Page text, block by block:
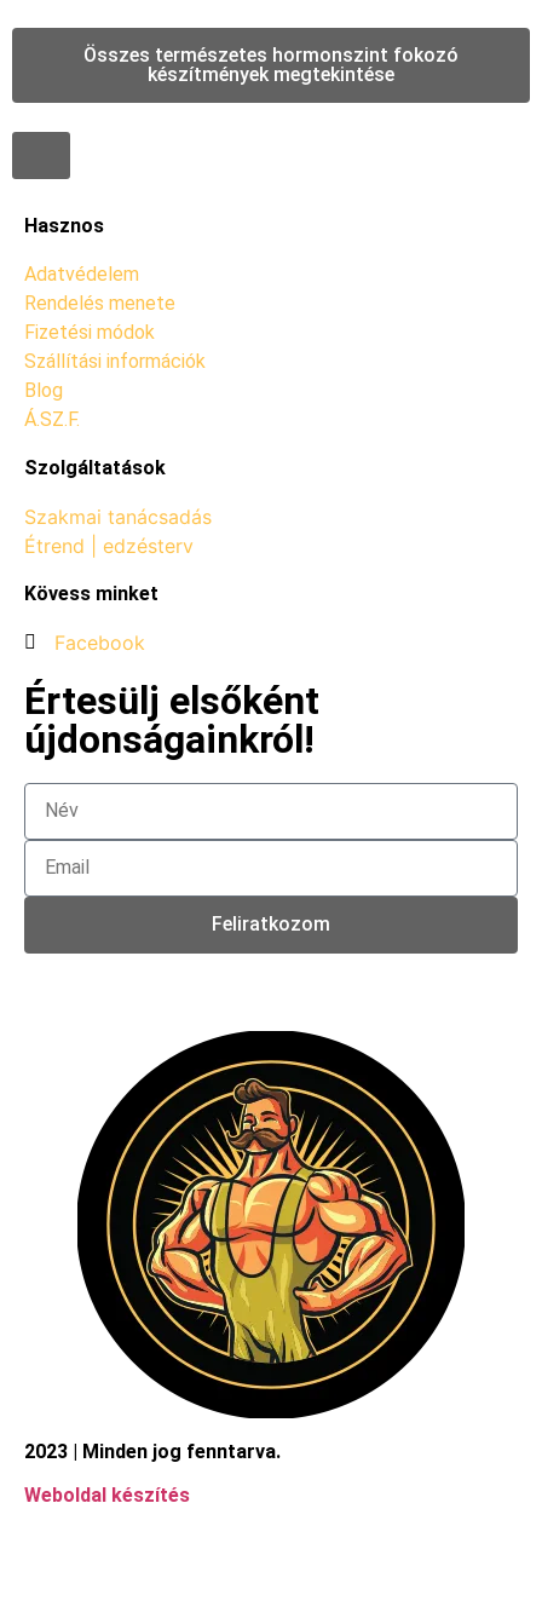
Összes természetes hormonszint fokozó
készítmények megtekintése
Hasznos
Adatvédelem
Rendelés menete
Fizetési módok
Szállítási információk
Blog
Á.SZ.F.
Szolgáltatások
Szakmai tanácsadás
Étrend | edzésterv
Kövess minket
Facebook
Értesülj elsőként
újdonságainkról!
Feliratkozom
2023 | Minden jog fenntarva.
Weboldal készítés